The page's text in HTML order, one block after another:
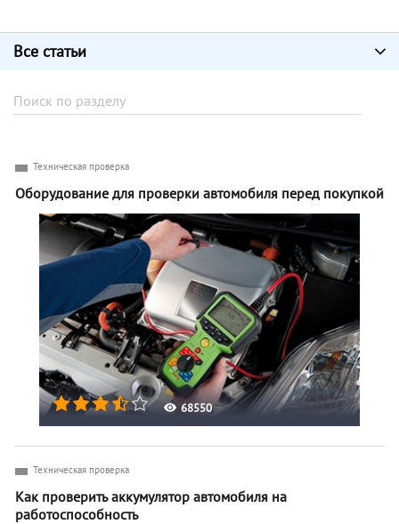
Все статьи
68550
Техническая проверка
Оборудование для проверки автомобиля перед покупкой
Техническая проверка
Как проверить аккумулятор автомобиля на
работоспособность